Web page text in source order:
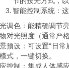
智能控制系统：
调色：能精确调节
对光照度（通常严
预设：可设置“日常
式，一键切换。
控制：集成人体感